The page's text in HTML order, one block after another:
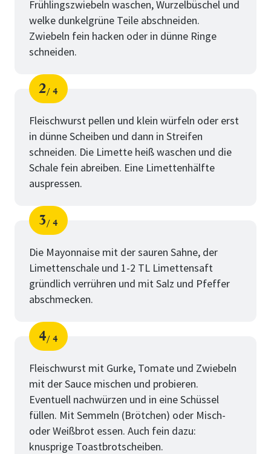
Frühlingszwiebeln waschen, Wurzelbüschel und
welke dunkelgrüne Teile abschneiden.
Zwiebeln fein hacken oder in dünne Ringe
schneiden.
Schritt
2
von
4
Fleischwurst pellen und klein würfeln oder erst
in dünne Scheiben und dann in Streifen
schneiden. Die Limette heiß waschen und die
Schale fein abreiben. Eine Limettenhälfte
auspressen.
Schritt
3
von
4
Die Mayonnaise mit der sauren Sahne, der
Limettenschale und 1-2 TL Limettensaft
gründlich verrühren und mit Salz und Pfeffer
abschmecken.
Schritt
4
von
4
Fleischwurst mit Gurke, Tomate und Zwiebeln
mit der Sauce mischen und probieren.
Eventuell nachwürzen und in eine Schüssel
füllen. Mit Semmeln (Brötchen) oder Misch-
oder Weißbrot essen. Auch fein dazu:
knusprige Toastbrotscheiben.